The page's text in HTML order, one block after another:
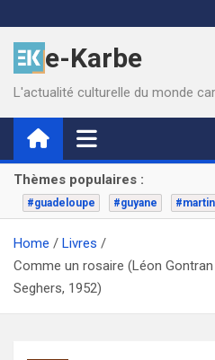
to
contente-Karbe
L'actualité culturelle du monde
Thèmes populaires :
#guadeloupe #guyane
Home
Livres
Comme un rosaire (Léon
Seghers, 1952)